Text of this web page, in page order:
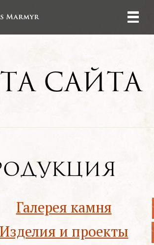
сайта
Галерея камня
Изделия и проекты